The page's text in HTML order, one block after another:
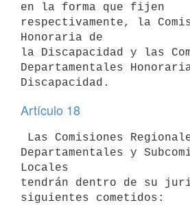
en la forma que fijen
respectivamente, la
Honoraria de
la Discapacidad y las
Departamentales
Artículo 18
Departamentales y
Locales
tendrán dentro de su
siguientes cometidos: